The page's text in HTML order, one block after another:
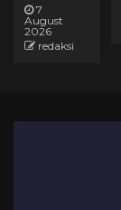
7
August
2026
redaksi